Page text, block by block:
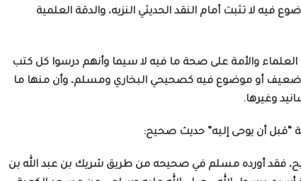
لا تثبت أمام النقد الحديثي النزيه، والدقة العلمية
والأمة على صحة ما فيه لا سيما وأنهم درسوا كل كتب
ضعيف أو موضوع فيه كصحيحي البخاري ومسلم، وأن منها ما
وغيرها.
“قبل أن يوحى إليه” حديث صحيح:
فقد أورده مسلم في صحيحه من طريق شريك بن عبد الله بن